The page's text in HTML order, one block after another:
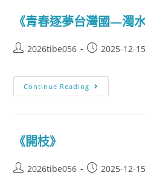
《青春逐夢台灣國—濁
2026tibe056 2025-12-15
Continue Reading
《開枝》
2026tibe056 2025-12-15